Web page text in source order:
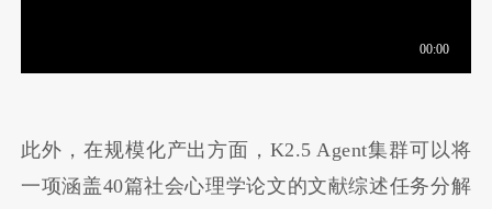
此外，在规模化产出方面，K2.5 Agent集群可以将
一项涵盖40篇社会心理学论文的文献综述任务分解